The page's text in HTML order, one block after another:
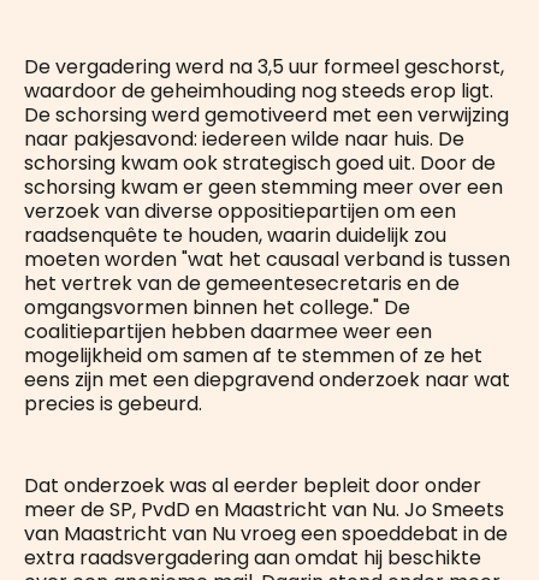
De vergadering werd na 3,5 uur formeel geschorst,
waardoor de geheimhouding nog steeds erop ligt.
De schorsing werd gemotiveerd met een verwijzing
naar pakjesavond: iedereen wilde naar huis. De
schorsing kwam ook strategisch goed uit. Door de
schorsing kwam er geen stemming meer over een
verzoek van diverse oppositiepartijen om een
raadsenquête te houden, waarin duidelijk zou
moeten worden "wat het causaal verband is tussen
het vertrek van de gemeentesecretaris en de
omgangsvormen binnen het college." De
coalitiepartijen hebben daarmee weer een
mogelijkheid om samen af te stemmen of ze het
eens zijn met een diepgravend onderzoek naar wat
precies is gebeurd.
Dat onderzoek was al eerder bepleit door onder
meer de SP, PvdD en Maastricht van Nu. Jo Smeets
van Maastricht van Nu vroeg een spoeddebat in de
extra raadsvergadering aan omdat hij beschikte